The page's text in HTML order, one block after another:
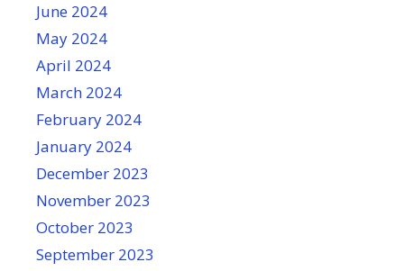
June 2024
May 2024
April 2024
March 2024
February 2024
January 2024
December 2023
November 2023
October 2023
September 2023